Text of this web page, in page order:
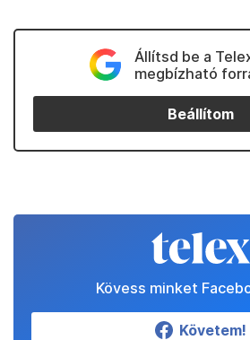
Állítsd be a
megbízható
Beállítom
Kövess minket
Követem!